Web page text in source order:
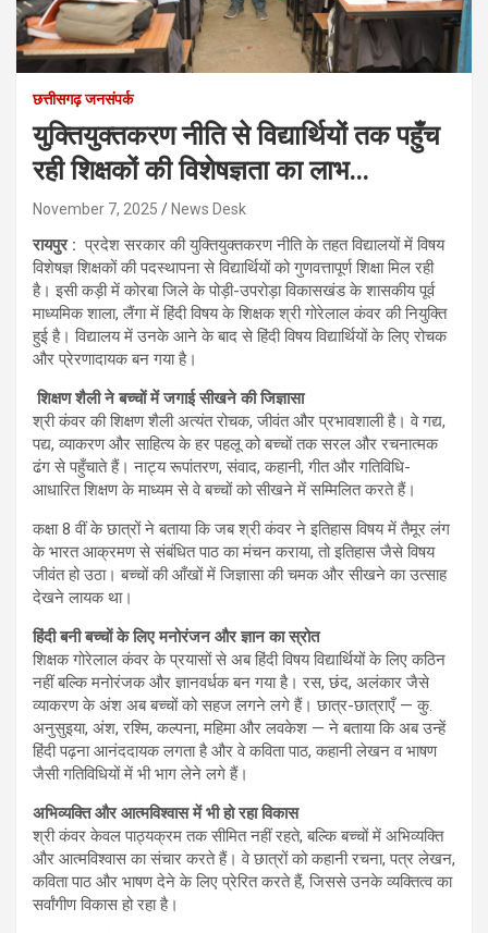
छत्तीसगढ़ जनसंपर्क
युक्तियुक्तकरण नीति से विद्यार्थियों तक पहुँच
रही शिक्षकों की विशेषज्ञता का लाभ…
November 7, 2025 News Desk
रायपुर :प्रदेश सरकार की युक्तियुक्तकरण नीति के तहत विद्यालयों में विषय
विशेषज्ञ शिक्षकों की पदस्थापना से विद्यार्थियों को गुणवत्तापूर्ण शिक्षा मिल रही
है। इसी कड़ी में कोरबा जिले के पोड़ी-उपरोड़ा विकासखंड के शासकीय पूर्व
माध्यमिक शाला, लैंगा में हिंदी विषय के शिक्षक श्री गोरेलाल कंवर की नियुक्ति
हुई है। विद्यालय में उनके आने के बाद से हिंदी विषय विद्यार्थियों के लिए रोचक
और प्रेरणादायक बन गया है।
शिक्षण शैली ने बच्चों में जगाई सीखने की जिज्ञासा
श्री कंवर की शिक्षण शैली अत्यंत रोचक, जीवंत और प्रभावशाली है। वे गद्य,
पद्य, व्याकरण और साहित्य के हर पहलू को बच्चों तक सरल और रचनात्मक
ढंग से पहुँचाते हैं। नाट्य रूपांतरण, संवाद, कहानी, गीत और गतिविधि-
आधारित शिक्षण के माध्यम से वे बच्चों को सीखने में सम्मिलित करते हैं।
कक्षा 8 वीं के छात्रों ने बताया कि जब श्री कंवर ने इतिहास विषय में तैमूर लंग
के भारत आक्रमण से संबंधित पाठ का मंचन कराया, तो इतिहास जैसे विषय
जीवंत हो उठा। बच्चों की आँखों में जिज्ञासा की चमक और सीखने का उत्साह
देखने लायक था।
हिंदी बनी बच्चों के लिए मनोरंजन और ज्ञान का स्रोत
शिक्षक गोरेलाल कंवर के प्रयासों से अब हिंदी विषय विद्यार्थियों के लिए कठिन
नहीं बल्कि मनोरंजक और ज्ञानवर्धक बन गया है। रस, छंद, अलंकार जैसे
व्याकरण के अंश अब बच्चों को सहज लगने लगे हैं। छात्र-छात्राएँ — कु.
अनुसुइया, अंश, रश्मि, कल्पना, महिमा और लवकेश — ने बताया कि अब उन्हें
हिंदी पढ़ना आनंददायक लगता है और वे कविता पाठ, कहानी लेखन व भाषण
जैसी गतिविधियों में भी भाग लेने लगे हैं।
अभिव्यक्ति और आत्मविश्वास में भी हो रहा विकास
श्री कंवर केवल पाठ्यक्रम तक सीमित नहीं रहते, बल्कि बच्चों में अभिव्यक्ति
और आत्मविश्वास का संचार करते हैं। वे छात्रों को कहानी रचना, पत्र लेखन,
कविता पाठ और भाषण देने के लिए प्रेरित करते हैं, जिससे उनके व्यक्तित्व का
सर्वांगीण विकास हो रहा है।